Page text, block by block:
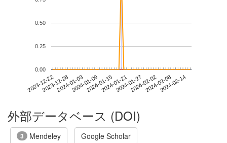
2023-12-222023-12-282024-01-032024-01-092024-01-152024-01-212024-01-272024-02-022024-02-082024-02-14
0.00
0.25
0.50
外部データベース (DOI)
3 Mendeley Google Scholar